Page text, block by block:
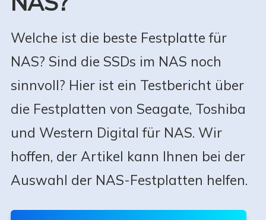
Welche ist die beste Festplatte für
NAS? Sind die SSDs im NAS noch
sinnvoll? Hier ist ein Testbericht über
die Festplatten von Seagate, Toshiba
und Western Digital für NAS. Wir
hoffen, der Artikel kann Ihnen bei der
Auswahl der NAS-Festplatten helfen.